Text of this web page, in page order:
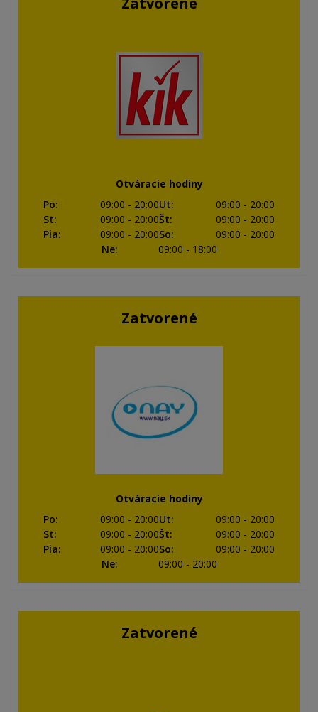
Otváracie hodiny
Po: 09:00 - 20:00Ut: 09:00 - 20:00
St: 09:00 - 20:00Št: 09:00 - 20:00
Pia: 09:00 - 20:00So: 09:00 - 20:00
Ne: 09:00 - 18:00
Zatvorené
Otváracie hodiny
Po: 09:00 - 20:00Ut: 09:00 - 20:00
St: 09:00 - 20:00Št: 09:00 - 20:00
Pia: 09:00 - 20:00So: 09:00 - 20:00
Ne: 09:00 - 20:00
Zatvorené